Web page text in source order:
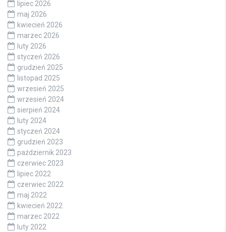
lipiec 2026
maj 2026
kwiecień 2026
marzec 2026
luty 2026
styczeń 2026
grudzień 2025
listopad 2025
wrzesień 2025
wrzesień 2024
sierpień 2024
luty 2024
styczeń 2024
grudzień 2023
październik 2023
czerwiec 2023
lipiec 2022
czerwiec 2022
maj 2022
kwiecień 2022
marzec 2022
luty 2022